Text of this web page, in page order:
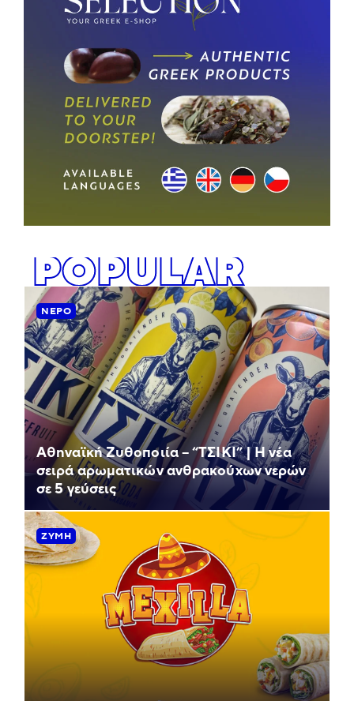
POPULAR
ΝΕΡΌ
Αθηναϊκή Ζυθοποιία – “ΤΣΙΚΙ” | Η νέα
σειρά αρωματικών ανθρακούχων νερών
σε 5 γεύσεις
ΖΎΜΗ